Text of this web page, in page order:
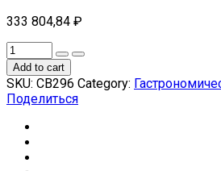
333 804,84 ₽
Add to cart
SKU: СВ296 Category:
Поделиться